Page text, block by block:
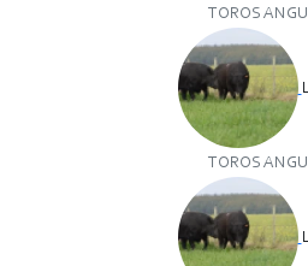
TOROS
TOROS